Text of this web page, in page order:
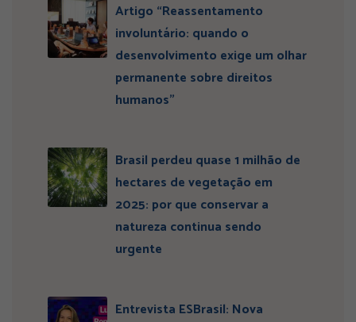
Artigo “Reassentamento
involuntário: quando o
desenvolvimento exige um olhar
permanente sobre direitos
humanos”
Brasil perdeu quase 1 milhão de
hectares de vegetação em
2025: por que conservar a
natureza continua sendo
urgente
Entrevista ESBrasil: Nova